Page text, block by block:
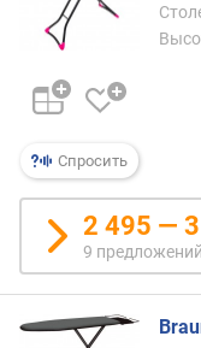
Спросить
2 495 —
9 предложений